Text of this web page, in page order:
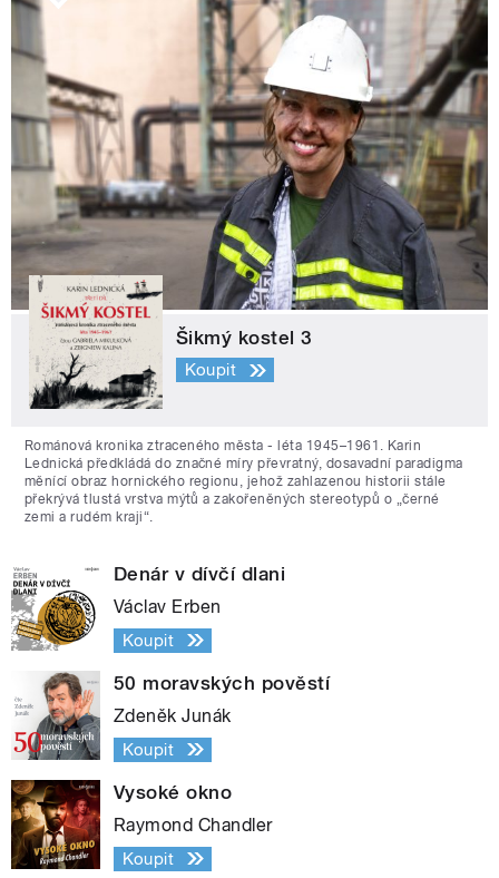
Šikmý kostel 3
Koupit
Románová kronika ztraceného města - léta 1945–1961. Karin
Lednická předkládá do značné míry převratný, dosavadní paradigma
měnící obraz hornického regionu, jehož zahlazenou historii stále
překrývá tlustá vrstva mýtů a zakořeněných stereotypů o „černé
zemi a rudém kraji“.
Denár v dívčí dlani
Václav Erben
Koupit
50 moravských pověstí
Zdeněk Junák
Koupit
Vysoké okno
Raymond Chandler
Koupit